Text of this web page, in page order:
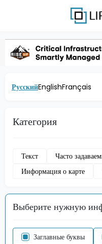
РусскийEnglishFrançais
Категория
Текст
Часто
Информация о карте
Выберите нужную
Заглавные буквы